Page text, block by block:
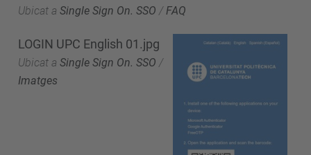
Ubicat a Single Sign On. SSO / FAQ
LOGIN UPC English 01.jpg
Ubicat a Single Sign On. SSO /
Imatges